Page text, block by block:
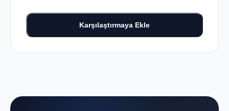
Karşılaştırmaya Ekle